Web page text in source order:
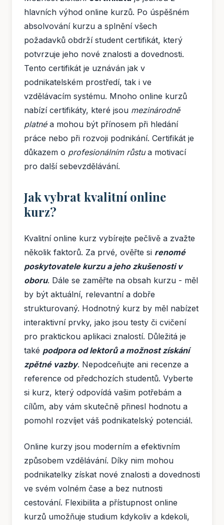
hlavních výhod online kurzů. Po úspěšném
absolvování kurzu a splnění všech
požadavků obdrží student certifikát, který
potvrzuje jeho nové znalosti a dovednosti.
Tento certifikát je uznáván jak v
podnikatelském prostředí, tak i ve
vzdělávacím systému. Mnoho online kurzů
nabízí certifikáty, které jsou mezinárodně
platnéa mohou být přínosem při hledání
práce nebo při rozvoji podnikání. Certifikát je
důkazem o profesionálním růstua motivací
pro další sebevzdělávání.
Jak vybrat kvalitní online
kurz?
Kvalitní online kurz vybírejte pečlivě a zvažte
několik faktorů. Za prvé, ověřte si renomé
poskytovatele kurzu a jeho zkušenosti v
oboru. Dále se zaměřte na obsah kurzu - měl
by být aktuální, relevantní a dobře
strukturovaný. Hodnotný kurz by měl nabízet
interaktivní prvky, jako jsou testy či cvičení
pro praktickou aplikaci znalostí. Důležitá je
také podpora od lektorů a možnost získání
zpětné vazby. Nepodceňujte ani recenze a
reference od předchozích studentů. Vyberte
si kurz, který odpovídá vašim potřebám a
cílům, aby vám skutečně přinesl hodnotu a
pomohl rozvíjet váš podnikatelský potenciál.
Online kurzy jsou moderním a efektivním
způsobem vzdělávání. Díky nim mohou
podnikatelky získat nové znalosti a dovednosti
ve svém volném čase a bez nutnosti
cestování. Flexibilita a přístupnost online
kurzů umožňuje studium kdykoliv a kdekoli,